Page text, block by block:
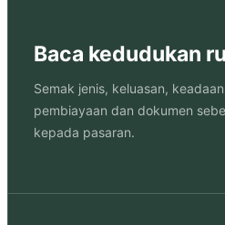
Baca kedudukan
Semak jenis, keluasan,
pembiayaan dan dokumen
kepada pasaran.